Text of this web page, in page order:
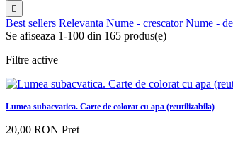

Best sellers Relevanta Nume - crescatorNume -
Se afiseaza 1-100 din 165 produs(e)
Filtre active
Lumea subacvatica. Carte de colorat cu apa (reutilizabila)
20,00 RON Pret